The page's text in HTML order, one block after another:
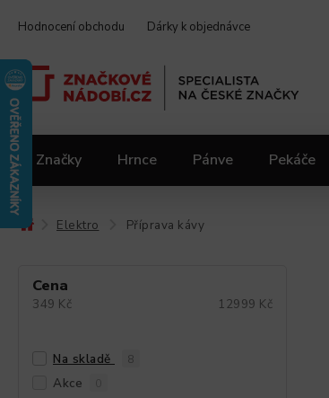
Hodnocení obchodu Dárky k objednávce
Značky Hrnce Pánve Pekáče
Elektro Příprava kávy
Cena
349 Kč 12999 Kč
Na skladě 8
Akce